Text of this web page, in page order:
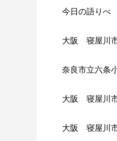
今日の語りべ
大阪 寝屋川
奈良市立六条
大阪 寝屋川
大阪 寝屋川